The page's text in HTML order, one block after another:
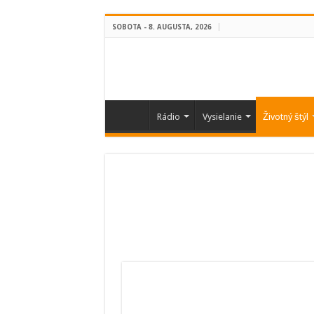
SOBOTA - 8. AUGUSTA, 2026
Rádio Vysielanie Životný štýl